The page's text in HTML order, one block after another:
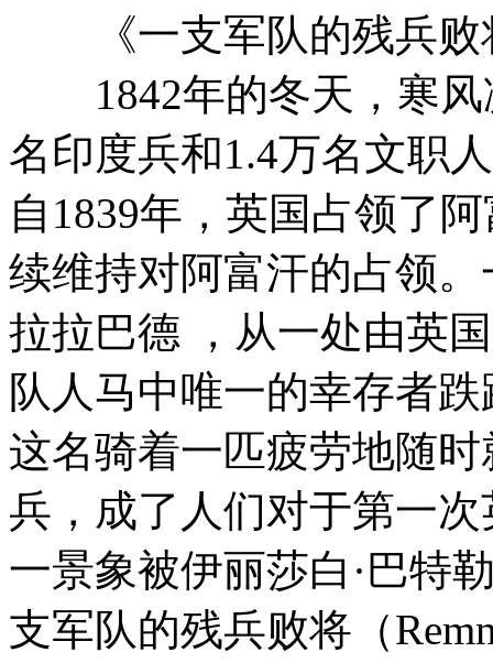
《一支军队的残兵败
1842年的冬天，寒风
名印度兵和1.4万名文职
自1839年，英国占领了
续维持对阿富汗的占领
拉拉巴德 ，从一处由英
队人马中唯一的幸存者
这名骑着一匹疲劳地随
兵，成了人们对于第一
一景象被伊丽莎白·巴特
支军队的残兵败将（